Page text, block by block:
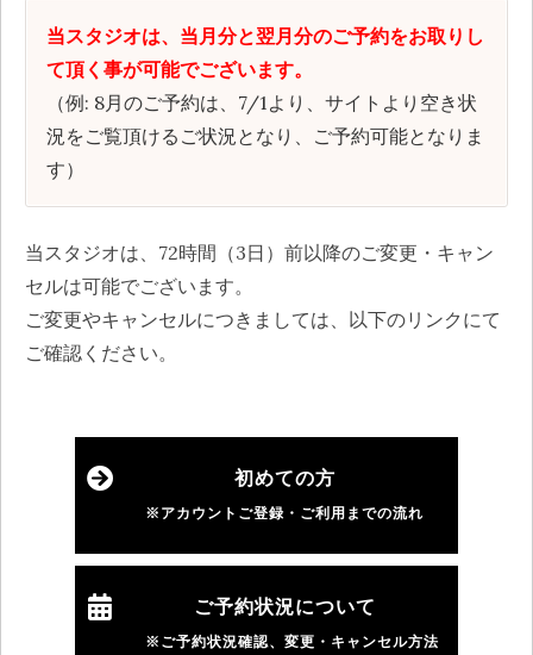
当スタジオは、当月分と翌月分のご予約をお取りし
て頂く事が可能でございます。
（例: 8月のご予約は、7/1より、サイトより空き状
況をご覧頂けるご状況となり、ご予約可能となりま
す）
当スタジオは、72時間（3日）前以降のご変更・キャン
セルは可能でございます。
ご変更やキャンセルにつきましては、以下のリンクにて
ご確認ください。
初めての方
※アカウントご登録・ご利用までの流れ
ご予約状況について
※ご予約状況確認、変更・キャンセル方法